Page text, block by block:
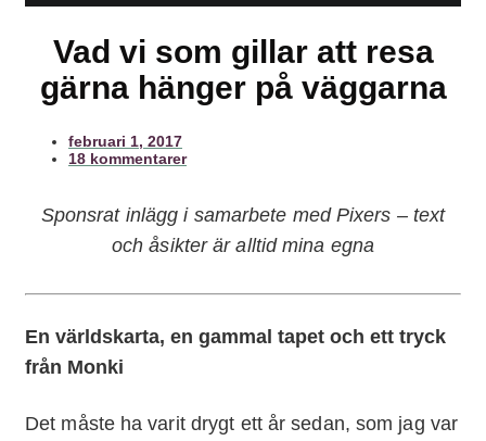
Vad vi som gillar att resa
gärna hänger på väggarna
februari 1, 2017
18 kommentarer
Sponsrat inlägg i samarbete med Pixers – text
och åsikter är alltid mina egna
En världskarta, en gammal tapet och ett tryck
från Monki
Det måste ha varit drygt ett år sedan, som jag var